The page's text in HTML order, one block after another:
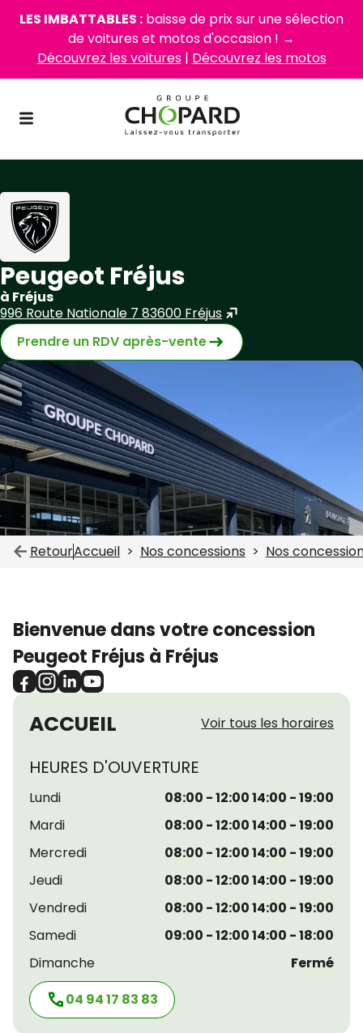
LES IMBATTABLES : baisse de prix sur une sélection
de voitures et motos d'occasion ! →
Découvrez les voitures| Découvrez les motos
Peugeot Fréjus
à Fréjus
996 Route Nationale 7 83600 Fréjus
Prendre un RDV après-vente
RetourAccueil Nos concessions Nos
Bienvenue dans votre concession
Peugeot Fréjus à Fréjus
ACCUEIL Voir tous les horaires
HEURES D'OUVERTURE
Lundi
08:00 - 12:00 14:00 - 19:00
Mardi
08:00 - 12:00 14:00 - 19:00
Mercredi
08:00 - 12:00 14:00 - 19:00
Jeudi
08:00 - 12:00 14:00 - 19:00
Vendredi
08:00 - 12:00 14:00 - 19:00
Samedi
09:00 - 12:00 14:00 - 18:00
Dimanche
Fermé
04 94 17 83 83